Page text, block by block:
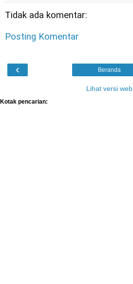
Tidak ada komentar:
Posting Komentar
‹ Beranda
Lihat versi web
Kotak pencarian: